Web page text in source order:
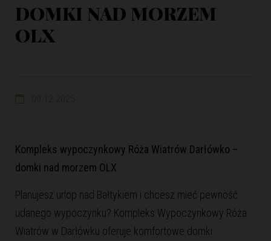
DOMKI NAD MORZEM
OLX
Kompleks wypoczynkowy Róża Wiatrów Darłówko –
domki nad morzem OLX
Planujesz urlop nad Bałtykiem i chcesz mieć pewność
udanego wypoczynku? Kompleks Wypoczynkowy Róża
Wiatrów w Darłówku oferuje komfortowe domki